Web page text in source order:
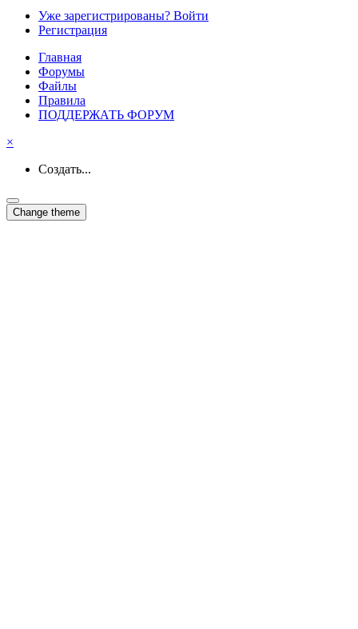
Уже зарегистрированы? Войти
Регистрация
Главная
Форумы
Файлы
Правила
ПОДДЕРЖАТЬ ФОРУМ
×
Создать...
Change theme